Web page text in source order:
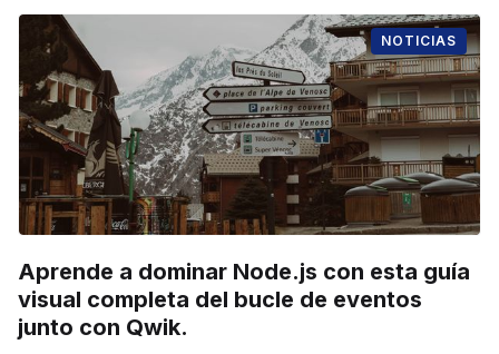
NOTICIAS
Aprende a dominar Node.js con esta guía
visual completa del bucle de eventos
junto con Qwik.